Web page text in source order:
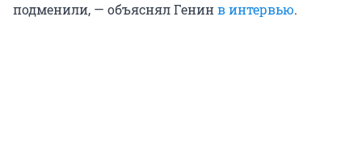
подменили, — объяснял Генинв интервью.